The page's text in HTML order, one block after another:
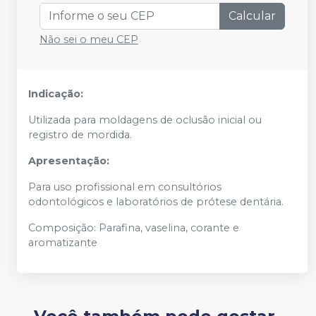
Calcular
Não sei o meu CEP
Indicação:
Utilizada para moldagens de oclusão inicial ou
registro de mordida.
Apresentação:
Para uso profissional em consultórios
odontológicos e laboratórios de prótese dentária.
Composição: Parafina, vaselina, corante e
aromatizante